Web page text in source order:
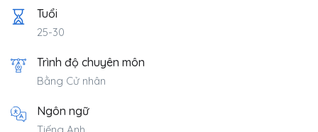
Tuổi
25-30
Trình độ chuyên môn
Bằng Cử nhân
Ngôn ngữ